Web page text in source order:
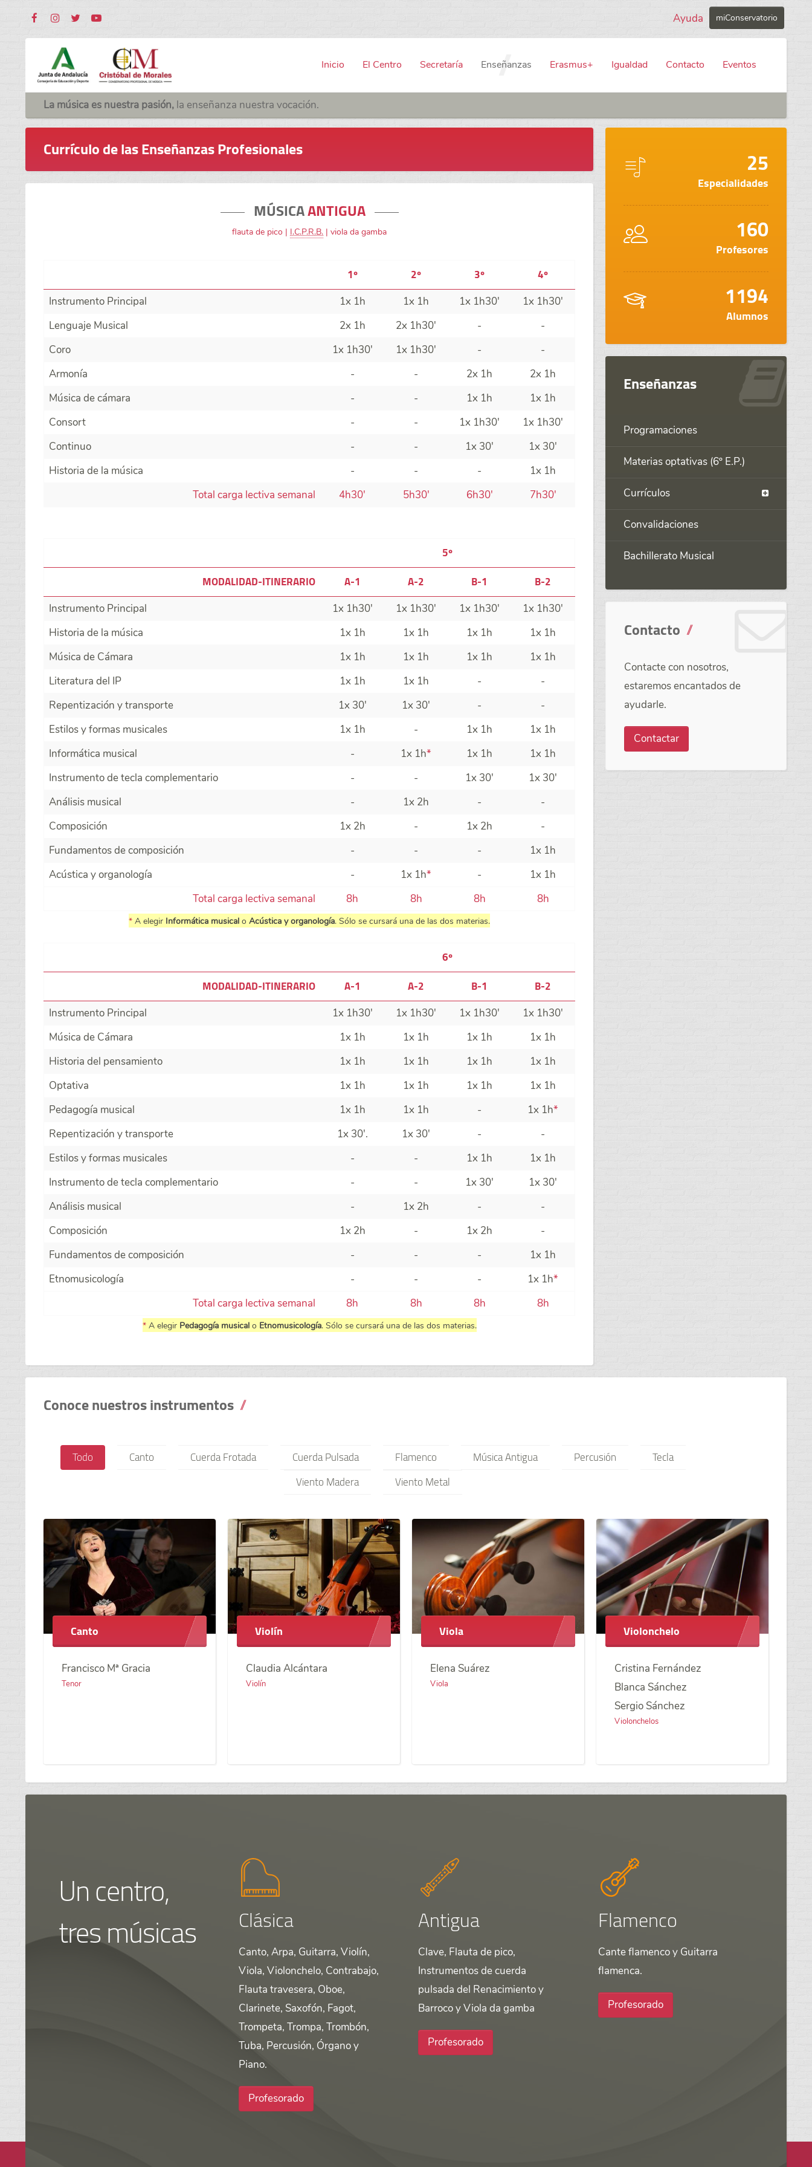
miConservatorio
Ayuda
Inicio El Centro Secretaría Enseñanzas Erasmus+ Igualdad Contacto Eventos
La música es nuestra pasión, la enseñanza nuestra vocación.
Currículo de las Enseñanzas Profesionales
MÚSICAANTIGUA
flauta de pico | I.C.P.R.B. | viola da gamba
1º 2º 3º 4º
Instrumento Principal 1x 1h 1x 1h 1x 1h30' 1x 1h30'
Lenguaje Musical
2x 1h 2x 1h30' -
-
Coro
1x 1h30' 1x 1h30' -
-
Armonía
- - 2x 1h
2x 1h
Música de cámara
- - 1x 1h
1x 1h
Consort
- - 1x 1h30'
1x 1h30'
Continuo
- - 1x 30'
1x 30'
Historia de la música
- - -
1x 1h
Total carga lectiva semanal
4h30' 5h30' 6h30' 7h30'
5º
MODALIDAD-ITINERARIO
A-1 A-2 B-1 B-2
Instrumento Principal 1x 1h30' 1x 1h30' 1x 1h30'
1x 1h30'
Historia de la música
1x 1h 1x 1h 1x 1h
1x 1h
Música de Cámara
1x 1h 1x 1h 1x 1h
1x 1h
Literatura del IP
1x 1h 1x 1h -
-
Repentización y transporte
1x 30' 1x 30' -
-
Estilos y formas musicales
1x 1h - 1x 1h
1x 1h
Informática musical
- 1x 1h* 1x 1h
1x 1h
Instrumento de tecla complementario
- - 1x 30'
1x 30'
Análisis musical
- 1x 2h -
-
Composición
1x 2h - 1x 2h
-
Fundamentos de composición
- - -
1x 1h
Acústica y organología
- 1x 1h* -
1x 1h
Total carga lectiva semanal
8h 8h 8h 8h
* A elegir Informática musical o Acústica y organología. Sólo se cursará una de las dos materias.
6º
MODALIDAD-ITINERARIO
A-1 A-2 B-1 B-2
Instrumento Principal 1x 1h30' 1x 1h30' 1x 1h30'
1x 1h30'
Música de Cámara
1x 1h 1x 1h 1x 1h
1x 1h
Historia del pensamiento
1x 1h 1x 1h 1x 1h
1x 1h
Optativa
1x 1h 1x 1h 1x 1h
1x 1h
Pedagogía musical
1x 1h 1x 1h - 1x 1h*
Repentización y transporte
1x 30'. 1x 30' -
-
Estilos y formas musicales
- - 1x 1h
1x 1h
Instrumento de tecla complementario
- - 1x 30'
1x 30'
Análisis musical
- 1x 2h -
-
Composición
1x 2h - 1x 2h
-
Fundamentos de composición
- - -
1x 1h
Etnomusicología
- - - 1x 1h*
Total carga lectiva semanal
8h 8h 8h 8h
*A elegir Pedagogía musicalo Etnomusicología. Sólo se cursará una de las dos materias.
25
Especialidades
160
Profesores
1194
Alumnos
Enseñanzas
Programaciones
Materias optativas (6º E.P.)
Currículos
Convalidaciones
Bachillerato Musical
Contacto
Contacte con nosotros,
estaremos encantados de
ayudarle.
Contactar
Conoce nuestros instrumentos
Todo Canto Cuerda Frotada Cuerda Pulsada Flamenco Música Antigua Percusión
Tecla
Viento Madera
Viento Metal
Canto
Francisco Mª Gracia
Tenor
Violín
Claudia Alcántara
Violín
Viola
Elena Suárez
Viola
Violonchelo
Cristina Fernández
Blanca Sánchez
Sergio Sánchez
Violonchelos
Un centro,
tres músicas
Clásica
Canto, Arpa, Guitarra, Violín,
Viola, Violonchelo, Contrabajo,
Flauta travesera, Oboe,
Clarinete, Saxofón, Fagot,
Trompeta, Trompa, Trombón,
Tuba, Percusión, Órgano y
Piano.
Profesorado
Antigua
Clave, Flauta de pico,
Instrumentos de cuerda
pulsada del Renacimiento y
Barroco y Viola da gamba
Profesorado
Flamenco
Cante flamenco y Guitarra
flamenca.
Profesorado